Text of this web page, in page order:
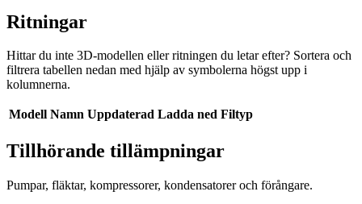
Ritningar
Hittar du inte 3D-modellen eller ritningen du letar efter? Sortera och
filtrera tabellen nedan med hjälp av symbolerna högst upp i
kolumnerna.
Modell Namn Uppdaterad Ladda ned Filtyp
Tillhörande tillämpningar
Pumpar, fläktar, kompressorer, kondensatorer och förångare.